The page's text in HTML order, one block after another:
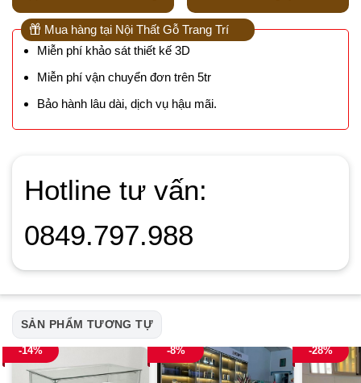
Mua hàng tại Nội Thất Gỗ Trang Trí
Miễn phí khảo sát thiết kế 3D
Miễn phí vận chuyển đơn trên 5tr
Bảo hành lâu dài, dịch vụ hậu mãi.
Hotline tư vấn:
0849.797.988
SẢN PHẨM TƯƠNG TỰ
-14% -8% -28%